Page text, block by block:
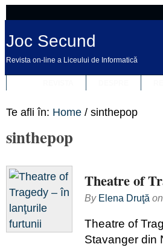
Joc Secund
Revista on-line a Liceului de Informatică
Te afli în: Home / sinthepop
sinthepop
Theatre of
By Elena Druţă on
Theatre of
Stavanger din